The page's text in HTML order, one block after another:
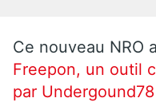
Ce nouveau NRO
Freepon, un outil
par Undergound78